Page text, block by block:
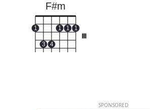
F#m
1
3 4
1 1 1
SPONSORED